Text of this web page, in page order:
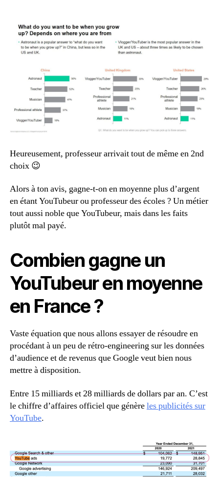
Heureusement, professeur arrivait tout de même en 2nd
choix 😉
Alors à ton avis, gagne-t-on en moyenne plus d’argent
en étant YouTubeur ou professeur des écoles ? Un métier
tout aussi noble que YouTubeur, mais dans les faits
plutôt mal payé.
Combien gagne un
YouTubeur en moyenne
en France ?
Vaste équation que nous allons essayer de résoudre en
procédant à un peu de rétro-engineering sur les données
d’audience et de revenus que Google veut bien nous
mettre à disposition.
Entre 15 milliards et 28 milliards de dollars par an. C’est
le chiffre d’affaires officiel que génèreles publicités sur
YouTube.